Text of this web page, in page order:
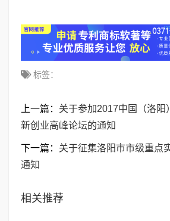
标签：
上一篇： 关于参加2017中国（洛阳
新创业高峰论坛的通知
下一篇： 关于征集洛阳市市级重点
通知
相关推荐